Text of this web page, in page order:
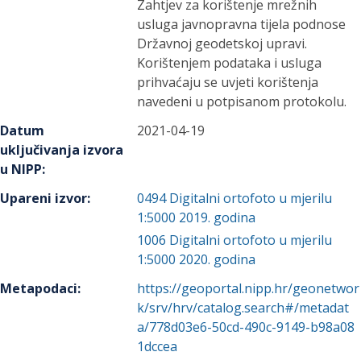
Zahtjev za korištenje mrežnih
usluga javnopravna tijela podnose
Državnoj geodetskoj upravi.
Korištenjem podataka i usluga
prihvaćaju se uvjeti korištenja
navedeni u potpisanom protokolu.
Datum
uključivanja izvora
u NIPP:
2021-04-19
Upareni izvor: 0494 Digitalni ortofoto u mjerilu
1:5000 2019. godina
1006 Digitalni ortofoto u mjerilu
1:5000 2020. godina
Metapodaci:
https://geoportal.nipp.hr/geonetwor
k/srv/hrv/catalog.search#/metadat
a/778d03e6-50cd-490c-9149-b98a08
1dccea